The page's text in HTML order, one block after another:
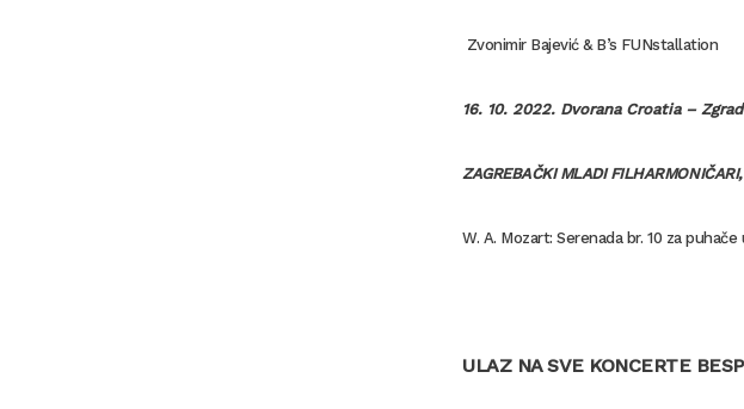
Zvonimir Bajević & B’s FUNstallation
16. 10. 2022. Dvorana Croatia –
ZAGREBAČKI MLADI
W. A. Mozart: Serenada br. 10 za
ULAZ NA SVE KONCERTE